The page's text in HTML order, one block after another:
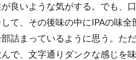
良いような気がする。でも、
て、その後味の中にIPAの味
詰まっているように思う。た
で、文字通りダンクな感じを